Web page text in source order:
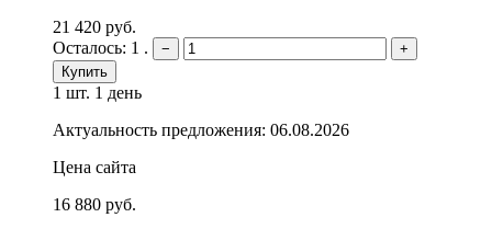
21 420 руб.
Осталось: 1 .
−
+
Купить
1 шт. 1 день
Актуальность предложения: 06.08.2026
Цена сайта
16 880 руб.